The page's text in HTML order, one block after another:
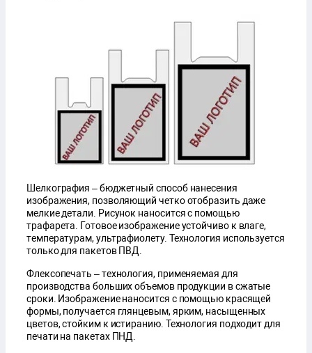
Шелкография – бюджетный способ нанесения
изображения, позволяющий четко отобразить даже
мелкие детали. Рисунок наносится с помощью
трафарета. Готовое изображение устойчиво к влаге,
температурам, ультрафиолету. Технология используется
только для пакетов ПВД.
Флексопечать – технология, применяемая для
производства больших объемов продукции в сжатые
сроки. Изображение наносится с помощью красящей
формы, получается глянцевым, ярким, насыщенных
цветов, стойким к истиранию. Технология подходит для
печати на пакетах ПНД.